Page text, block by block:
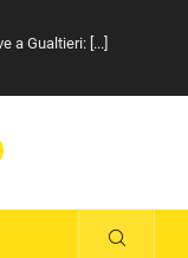
a Gualtieri: [...]